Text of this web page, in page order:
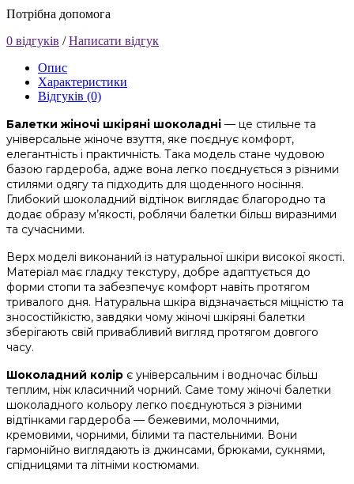
Потрібна допомога
0 відгуків /Написати відгук
Опис
Характеристики
Відгуків (0)
Балетки жіночі шкіряні шоколадні — це стильне та
універсальне жіноче взуття, яке поєднує комфорт,
елегантність і практичність. Така модель стане чудовою
базою гардероба, адже вона легко поєднується з різними
стилями одягу та підходить для щоденного носіння.
Глибокий шоколадний відтінок виглядає благородно та
додає образу м’якості, роблячи балетки більш виразними
та сучасними.
Верх моделі виконаний із натуральної шкіри високої якості.
Матеріал має гладку текстуру, добре адаптується до
форми стопи та забезпечує комфорт навіть протягом
тривалого дня. Натуральна шкіра відзначається міцністю та
зносостійкістю, завдяки чому жіночі шкіряні балетки
зберігають свій привабливий вигляд протягом довгого
часу.
Шоколадний колір є універсальним і водночас більш
теплим, ніж класичний чорний. Саме тому жіночі балетки
шоколадного кольору легко поєднуються з різними
відтінками гардероба — бежевими, молочними,
кремовими, чорними, білими та пастельними. Вони
гармонійно виглядають із джинсами, брюками, сукнями,
спідницями та літніми костюмами.